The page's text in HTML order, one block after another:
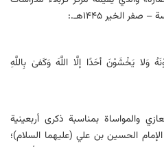
الخير ۱۴۴۵هـ.:
وَلا يَخْشَوْنَ أحَدًا إلَّا اللَّهَ وَكَفىٰ بِاللَّهِ
والمواساة بمناسبة ذکری أربعینیة
الحسین بن علي (علیهما السلام)؛